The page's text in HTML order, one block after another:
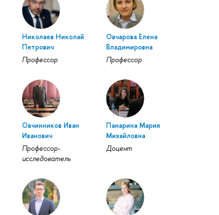
Николаев Николай
Петрович
Профессор
Овчарова Елена
Владимировна
Профессор
Овчинников Иван
Иванович
Профессор-
исследователь
Панарина Мария
Михайловна
Доцент